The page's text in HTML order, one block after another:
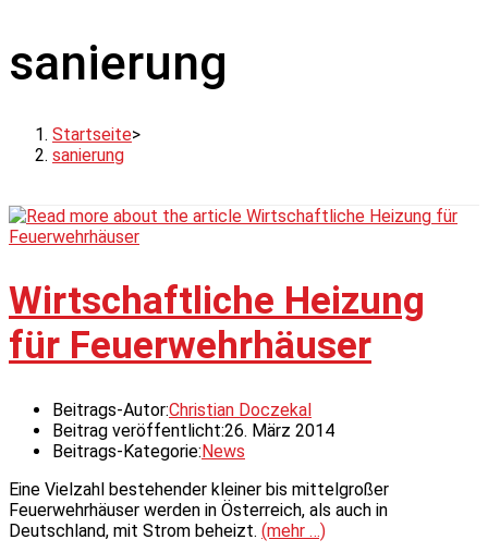
sanierung
Startseite>
sanierung
Wirtschaftliche Heizung
für Feuerwehrhäuser
Beitrags-Autor:Christian Doczekal
Beitrag veröffentlicht:26. März 2014
Beitrags-Kategorie: News
Eine Vielzahl bestehender kleiner bis mittelgroßer
Feuerwehrhäuser werden in Österreich, als auch in
Deutschland, mit Strom beheizt. (mehr …)